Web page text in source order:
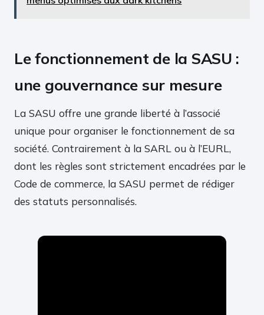
Le fonctionnement de la SASU :
une gouvernance sur mesure
La SASU offre une grande liberté à l’associé
unique pour organiser le fonctionnement de sa
société. Contrairement à la SARL ou à l’EURL,
dont les règles sont strictement encadrées par le
Code de commerce, la SASU permet de rédiger
des statuts personnalisés.